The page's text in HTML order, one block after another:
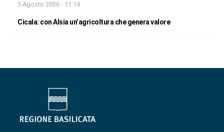
5 Agosto 2026 - 11:14
Cicala: con Alsia un’agricoltura che genera valore